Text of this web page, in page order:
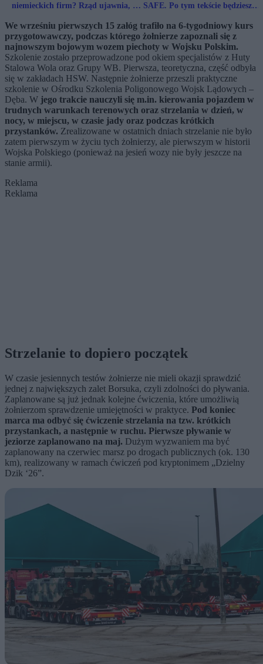
niemieckich firm? Rząd ujawnia, co SAFE. Po tym tekście będziesz
programie
We wrześniu pierwszych 15 załóg trafiło na 6-tygodniowy kurs
przygotowawczy, podczas którego żołnierze zapoznali się z
najnowszym bojowym wozem piechoty w Wojsku Polskim.
Szkolenie zostało przeprowadzone pod okiem specjalistów z Huty
Stalowa Wola oraz Grupy WB. Pierwsza, teoretyczna, część odbyła
się w zakładach HSW. Następnie żołnierze przeszli praktyczne
szkolenie w Ośrodku Szkolenia Poligonowego Wojsk Lądowych –
Dęba. W jego trakcie nauczyli się m.in. kierowania pojazdem w
trudnych warunkach terenowych oraz strzelania w dzień, w
nocy, w miejscu, w czasie jady oraz podczas krótkich
przystanków. Zrealizowane w ostatnich dniach strzelanie nie było
zatem pierwszym w życiu tych żołnierzy, ale pierwszym w historii
Wojska Polskiego (ponieważ na jesień wozy nie były jeszcze na
stanie armii).
Reklama
Reklama
Strzelanie to dopiero początek
W czasie jesiennych testów żołnierze nie mieli okazji sprawdzić
jednej z największych zalet Borsuka, czyli zdolności do pływania.
Zaplanowane są już jednak kolejne ćwiczenia, które umożliwią
żołnierzom sprawdzenie umiejętności w praktyce. Pod koniec
marca ma odbyć się ćwiczenie strzelania na tzw. krótkich
przystankach, a następnie w ruchu. Pierwsze pływanie w
jeziorze zaplanowano na maj. Dużym wyzwaniem ma być
zaplanowany na czerwiec marsz po drogach publicznych (ok. 130
km), realizowany w ramach ćwiczeń pod kryptonimem „Dzielny
Dzik ‘26”.